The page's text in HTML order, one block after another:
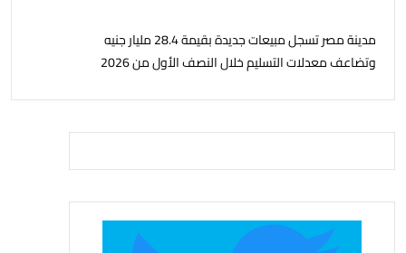
مدينة مصر تسجل مبيعات جديدة بقيمة 28.4 مليار جنيه
وتضاعف معدلات التسليم خلال النصف الأول من 2026